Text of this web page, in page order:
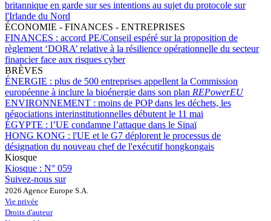
britannique en garde sur ses intentions au sujet du protocole sur
l'Irlande du Nord
ÉCONOMIE - FINANCES - ENTREPRISES
FINANCES : accord PE/Conseil espéré sur la proposition de
règlement ‘DORA’ relative à la résilience opérationnelle du secteur
financier face aux risques cyber
BRÈVES
ÉNERGIE : plus de 500 entreprises appellent la Commission
européenne à inclure la bioénergie dans son plan REPowerEU
ENVIRONNEMENT : moins de POP dans les déchets, les
négociations interinstitutionnelles débutent le 11 mai
ÉGYPTE : l’UE condamne l’attaque dans le Sinaï
HONG KONG : l'UE et le G7 déplorent le processus de
désignation du nouveau chef de l'exécutif hongkongais
Kiosque
Kiosque : N° 059
Suivez-nous sur
2026 Agence Europe S.A.
Vie privée
Droits d'auteur